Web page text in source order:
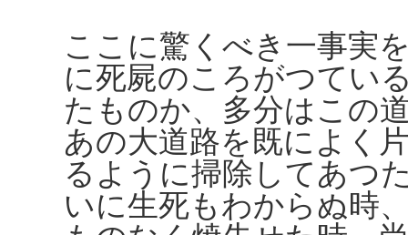
ここに驚くべき一事実
に死屍のころがつてい
たものか、多分はこの
あの大道路を既によく
るように掃除してあつ
いに生死もわからぬ時